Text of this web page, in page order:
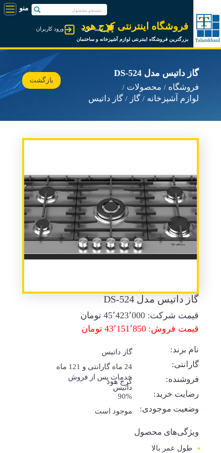
فروشگاه اینترنتی کرج هود
بزرگترین فروشگاه اینترنتی لوازم آشپزخانه و ساختمان
ورود کاربران سبد خرید
گاز داتیس مدل DS-524
فروشگاه
محصولات
لوازم آشپزخانه
گاز گاز داتیس
بازگشت
گاز داتیس مدل DS-524
قیمت شرکت: 45٬423٬000تومان
قیمت فروش: 43٬151٬850 تومان
نام برند: گاز داتیس
گارانتی:
24 ماه گارانتی و 121 ماه
خدمات پس از فروش
داتیس
فروشنده: کرج هود
رضایت خرید: 90%
وضعیت موجودی: موجود است
ویژگی‌های محصول
طول عمر بالا